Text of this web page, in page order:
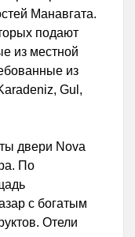
Манавгата.
подают
из местной
из
Gul,
двери Nova
По
с богатым
Отели